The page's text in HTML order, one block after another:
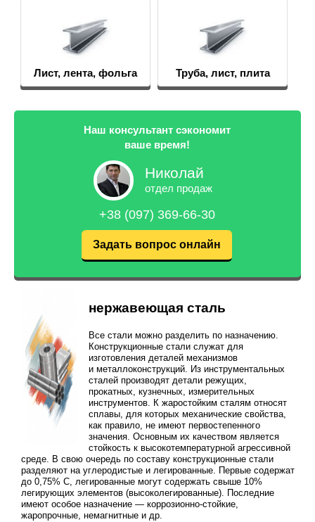
Лист, лента, фольга Труба, лист, плита
Наш консультант сэкономит
ваше время!
Николай
отдел продаж
+38 (097) 369-66-30
Задать вопрос онлайн
нержавеющая сталь
Все стали можно разделить по назначению.
Конструкционные стали служат для
изготовления деталей механизмов
и металлоконструкций. Из инструментальных
сталей производят детали режущих,
прокатных, кузнечных, измерительных
инструментов. К жаростойким сталям относят
сплавы, для которых механические свойства,
как правило, не имеют первостепенного
значения. Основным их качеством является
стойкость к высокотемпературной агрессивной
среде. В свою очередь по составу конструкционные стали
разделяют на углеродистые и легированные. Первые содержат
до 0,75% С, легированные могут содержать свыше 10%
легирующих элементов (высоколегированные). Последние
имеют особое назначение — коррозионно-стойкие,
жаропрочные, немагнитные и др.